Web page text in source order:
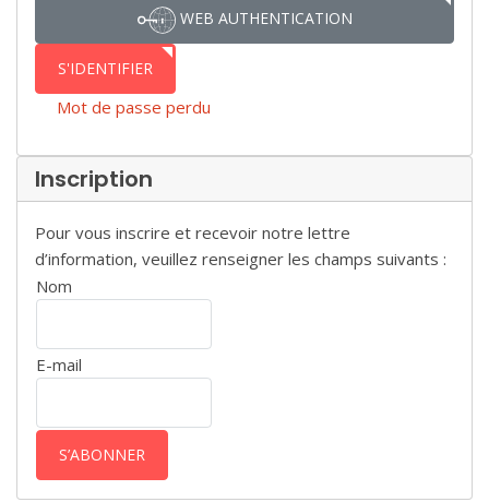
WEB AUTHENTICATION
S'IDENTIFIER
Mot de passe perdu
Inscription
Pour vous inscrire et recevoir notre lettre
d’information, veuillez renseigner les champs suivants :
Nom
E-mail